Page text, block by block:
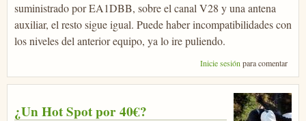
suministrado por EA1DBB, sobre el canal V28 y una antena
auxiliar, el resto sigue igual. Puede haber incompatibilidades con
los niveles del anterior equipo, ya lo ire puliendo.
Inicie sesión para comentar
¿Un Hot Spot por 40€?